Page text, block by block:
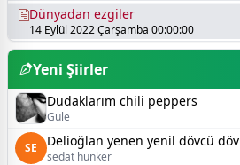
Dünyadan ezgiler
14 Eylül 2022 Çarşamba 00:00:00
Yeni Şiirler
Dudaklarım chili peppers
Gule
SE Delioğlan yenen yenil dövcü
sedat hünker